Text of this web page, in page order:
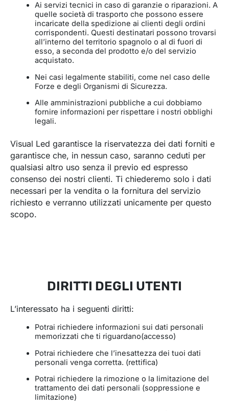
Ai servizi tecnici in caso di garanzie o riparazioni. A
quelle società di trasporto che possono essere
incaricate della spedizione ai clienti degli ordini
corrispondenti. Questi destinatari possono trovarsi
all’interno del territorio spagnolo o al di fuori di
esso, a seconda del prodotto e/o del servizio
acquistato.
Nei casi legalmente stabiliti, come nel caso delle
Forze e degli Organismi di Sicurezza.
Alle amministrazioni pubbliche a cui dobbiamo
fornire informazioni per rispettare i nostri obblighi
legali.
Visual Led garantisce la riservatezza dei dati forniti e
garantisce che, in nessun caso, saranno ceduti per
qualsiasi altro uso senza il previo ed espresso
consenso dei nostri clienti. Ti chiederemo solo i dati
necessari per la vendita o la fornitura del servizio
richiesto e verranno utilizzati unicamente per questo
scopo.
DIRITTI DEGLI UTENTI
L’interessato ha i seguenti diritti:
Potrai richiedere informazioni sui dati personali
memorizzati che ti riguardano(accesso)
Potrai richiedere che l’inesattezza dei tuoi dati
personali venga corretta. (rettifica)
Potrai richiedere la rimozione o la limitazione del
trattamento dei dati personali (soppressione e
limitazione)